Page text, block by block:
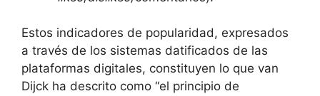
Estos indicadores de popularidad, expresados
a través de los sistemas datificados de las
plataformas digitales, constituyen lo que van
Dijck ha descrito como “el principio de